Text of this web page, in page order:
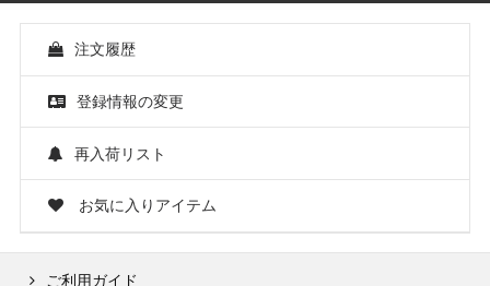
注文履歴
登録情報の変更
再入荷リスト
お気に入りアイテム
ご利用ガイド